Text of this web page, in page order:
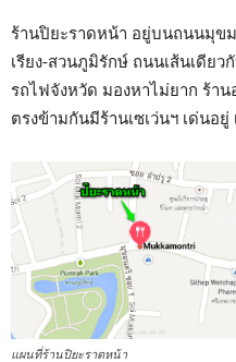
ร้านปิยะราดหน้า อยู่บนถนนมุข
เรียง-สวนภูมิรักษ์ ถนนเส้นเดียว
รถไฟจังหวัด มองหาไม่ยาก ร้า
ตรงข้ามกันมีร้านเซเว่นฯ เด่นอ
แผนที่ร้านปิยะราดหน้า